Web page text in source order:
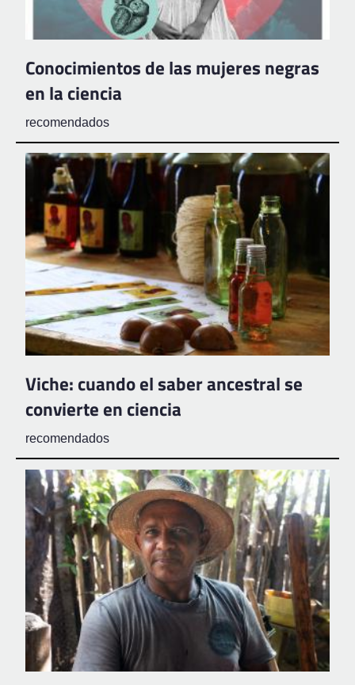
Conocimientos de las mujeres negras
en la ciencia
recomendados
Viche: cuando el saber ancestral se
convierte en ciencia
recomendados